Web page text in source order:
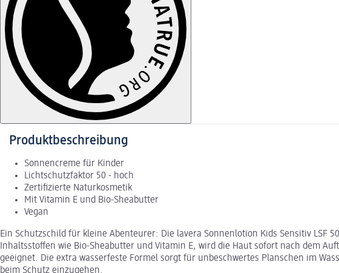
Produktbeschreibung
Sonnencreme für Kinder
Lichtschutzfaktor 50 - hoch
Zertifizierte Naturkosmetik
Mit Vitamin E und Bio-Sheabutter
Vegan
Ein Schutzschild für kleine Abenteurer: Die lavera Sonnenlotion Kids Sensitiv
Inhaltsstoffen wie Bio-Sheabutter und Vitamin E, wird die Haut sofort nach dem
geeignet. Die extra wasserfeste Formel sorgt für unbeschwertes Planschen im
beim Schutz einzugehen.